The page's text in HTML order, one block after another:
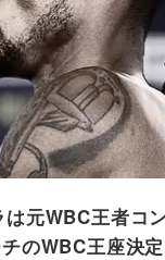
元WBC王者コ
のWBC王座決定